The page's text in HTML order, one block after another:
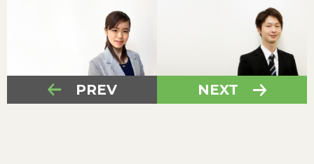
PREV NEXT